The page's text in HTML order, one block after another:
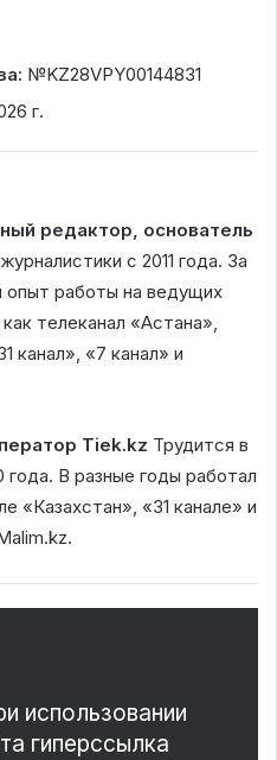
№KZ28VPY00144831
г.
редактор, основатель
с 2011 года. За
опыт работы на ведущих
телеканал «Астана»,
канал», «7 канал» и
Tiek.kz Трудится в
В разные годы работал
«Казахстан», «31 канале» и
использовании
гиперссылка